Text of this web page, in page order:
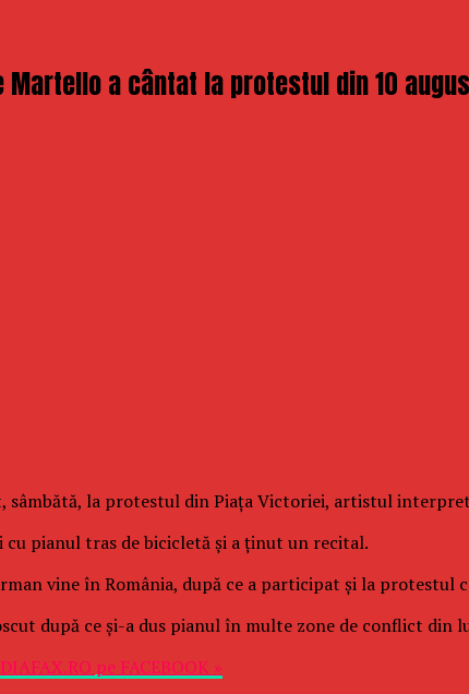
Martello a cântat la protestul din 10
sâmbătă, la protestul din Piaţa Victoriei, artistul
pianul tras de bicicletă şi a ţinut un recital.
vine în România, după ce a participat şi la
după ce şi-a dus pianul în multe zone de conflict din
pe FACEBOOK »